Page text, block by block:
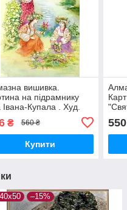
вишивка.
на підрамнику
Купала . Худ.
₴ 560 ₴
Купити
550
40х50 –15%